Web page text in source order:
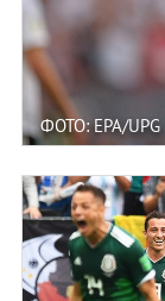
ФОТО: EPA/UPG